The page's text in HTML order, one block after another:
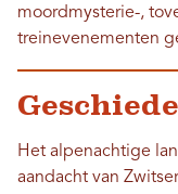
moordmysterie-,
treinevenementen
Het alpenachtige
aandacht van